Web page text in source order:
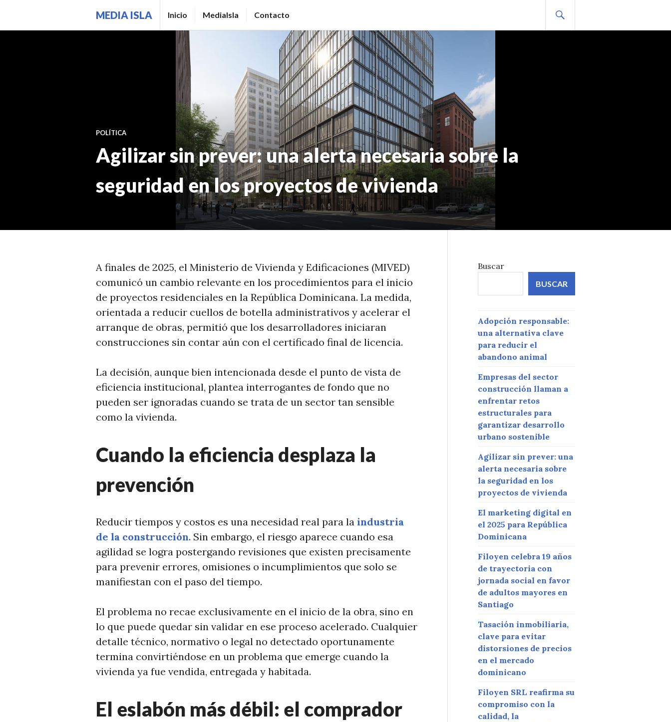
MEDIA ISLA Inicio MediaIsla Contacto
POLÍTICA
Agilizar sin prever: una alerta necesaria sobre la
seguridad en los proyectos de vivienda
A finales de 2025, el Ministerio de Vivienda y Edificaciones (MIVED)
comunicó un cambio relevante en los procedimientos para el inicio
de proyectos residenciales en la República Dominicana. La medida,
orientada a reducir cuellos de botella administrativos y acelerar el
arranque de obras, permitió que los desarrolladores iniciaran
construcciones sin contar aún con el certificado final de licencia.
La decisión, aunque bien intencionada desde el punto de vista de
eficiencia institucional, plantea interrogantes de fondo que no
pueden ser ignoradas cuando se trata de un sector tan sensible
como la vivienda.
Cuando la eficiencia desplaza la
prevención
Reducir tiempos y costos es una necesidad real para la industria
de la construcción. Sin embargo, el riesgo aparece cuando esa
agilidad se logra postergando revisiones que existen precisamente
para prevenir errores, omisiones o incumplimientos que solo se
manifiestan con el paso del tiempo.
El problema no recae exclusivamente en el inicio de la obra, sino en
lo que puede quedar sin validar en ese proceso acelerado. Cualquier
detalle técnico, normativo o legal no detectado oportunamente
termina convirtiéndose en un problema que emerge cuando la
vivienda ya fue vendida, entregada y habitada.
El eslabón más débil: el comprador
Buscar
BUSCAR
Adopción responsable:
una alternativa clave
para reducir el
abandono animal
Empresas del sector
construcción llaman a
enfrentar retos
estructurales para
garantizar desarrollo
urbano sostenible
Agilizar sin prever: una
alerta necesaria sobre
la seguridad en los
proyectos de vivienda
El marketing digital en
el 2025 para República
Dominicana
Filoyen celebra 19 años
de trayectoria con
jornada social en favor
de adultos mayores en
Santiago
Tasación inmobiliaria,
clave para evitar
distorsiones de precios
en el mercado
dominicano
Filoyen SRL reafirma su
compromiso con la
calidad, la